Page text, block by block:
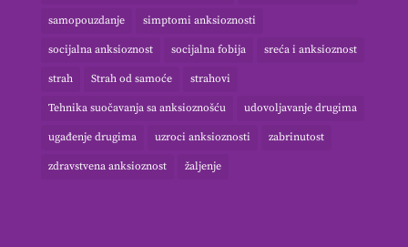
samopouzdanje simptomi anksioznosti
socijalna anksioznost socijalna fobija sreća i anksioznost
strah Strah od samoće strahovi
Tehnika suočavanja sa anksioznošću udovoljavanje drugima
ugađenje drugima uzroci anksioznosti zabrinutost
zdravstvena anksioznost žaljenje